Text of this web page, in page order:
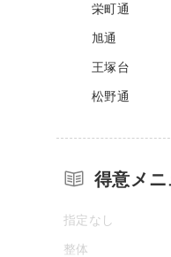
栄町通
旭通
王塚台
松野通
得意メ
指定なし
整体